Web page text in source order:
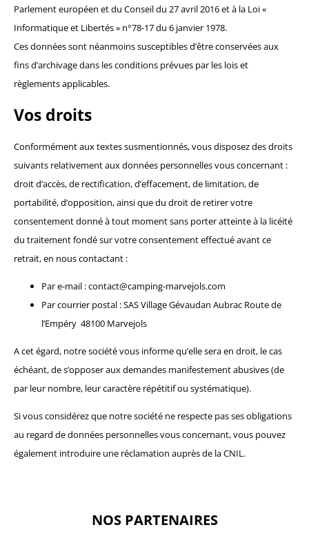
Parlement européen et du Conseil du 27 avril 2016 et à la Loi «
Informatique et Libertés » n°78-17 du 6 janvier 1978.
Ces données sont néanmoins susceptibles d’être conservées aux
fins d’archivage dans les conditions prévues par les lois et
règlements applicables.
Vos droits
Conformément aux textes susmentionnés, vous disposez des droits
suivants relativement aux données personnelles vous concernant :
droit d’accès, de rectification, d’effacement, de limitation, de
portabilité, d’opposition, ainsi que du droit de retirer votre
consentement donné à tout moment sans porter atteinte à la licéité
du traitement fondé sur votre consentement effectué avant ce
retrait, en nous contactant :
Par e-mail : contact@camping-marvejols.com
Par courrier postal : SAS Village Gévaudan Aubrac Route de
l’Empéry 48100 Marvejols
A cet égard, notre société vous informe qu’elle sera en droit, le cas
échéant, de s’opposer aux demandes manifestement abusives (de
par leur nombre, leur caractère répétitif ou systématique).
Si vous considérez que notre société ne respecte pas ses obligations
au regard de données personnelles vous concernant, vous pouvez
également introduire une réclamation auprès de la CNIL.
NOS PARTENAIRES